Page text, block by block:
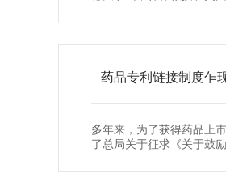
药品专利链接制度乍
多年来，为了获得药品上
了总局关于征求《关于鼓